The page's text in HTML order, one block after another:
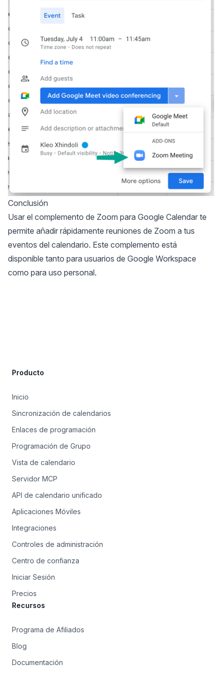
Conclusión
Usar el complemento de Zoom para Google Calendar te
permite añadir rápidamente reuniones de Zoom a tus
eventos del calendario. Este complemento está
disponible tanto para usuarios de Google Workspace
como para uso personal.
Producto
Inicio
Sincronización de calendarios
Enlaces de programación
Programación de Grupo
Vista de calendario
Servidor MCP
API de calendario unificado
Aplicaciones Móviles
Integraciones
Controles de administración
Centro de confianza
Iniciar Sesión
Precios
Recursos
Programa de Afiliados
Blog
Documentación